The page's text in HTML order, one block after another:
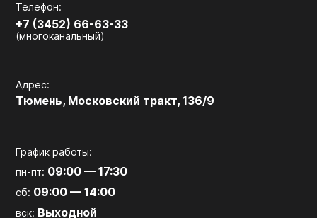
Телефон:
+7 (3452) 66-63-33
(многоканальный)
Адрес:
Тюмень, Московский тракт, 136/9
График работы:
пн-пт: 09:00 — 17:30
сб: 09:00 — 14:00
вск: Выходной